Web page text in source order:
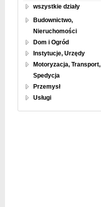
wszystkie działy
Budownictwo,
Nieruchomości
Dom i Ogród
Instytucje, Urzędy
Motoryzacja, Transport,
Spedycja
Przemysł
Usługi